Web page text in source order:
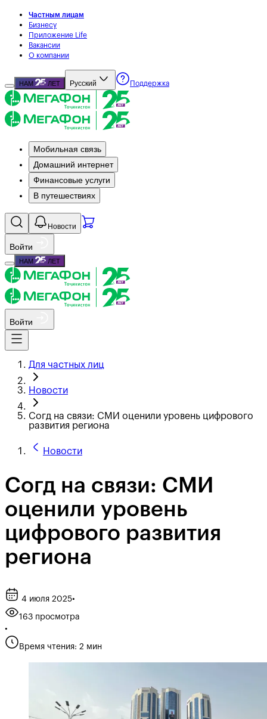
Частным лицам
Бизнесу
Приложение Life
Вакансии
О компании
НАМ ЛЕТ Русский Поддержка
Мобильная связь
Домашний интернет
Финансовые услуги
В путешествиях
Новости
Войти
НАМ ЛЕТ
Войти
Для частных лиц
Новости
Согд на связи: СМИ оценили уровень цифрового
развития региона
Новости
Согд на связи: СМИ
оценили уровень
цифрового развития
региона
4 июля 2025•
163 просмотра
•
Время чтения: 2 мин